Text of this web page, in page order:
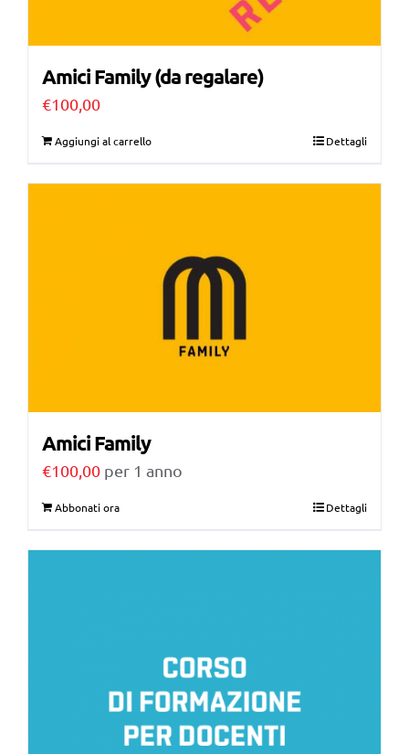
Amici Family (da regalare)
€100,00
Aggiungi al carrello Dettagli
Amici Family
€100,00 per 1 anno
Abbonati ora Dettagli